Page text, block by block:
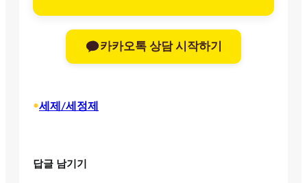
카카오톡 상담 시작하기
•세제/세정제
답글 남기기